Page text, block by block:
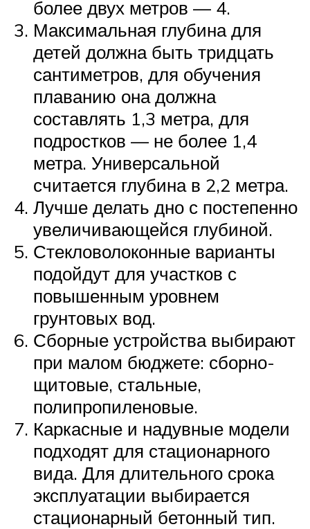
более двух метров — 4.
Максимальная глубина для
детей должна быть тридцать
сантиметров, для обучения
плаванию она должна
составлять 1,3 метра, для
подростков — не более 1,4
метра. Универсальной
считается глубина в 2,2 метра.
Лучше делать дно с постепенно
увеличивающейся глубиной.
Стекловолоконные варианты
подойдут для участков с
повышенным уровнем
грунтовых вод.
Сборные устройства выбирают
при малом бюджете: сборно-
щитовые, стальные,
полипропиленовые.
Каркасные и надувные модели
подходят для стационарного
вида. Для длительного срока
эксплуатации выбирается
стационарный бетонный тип.